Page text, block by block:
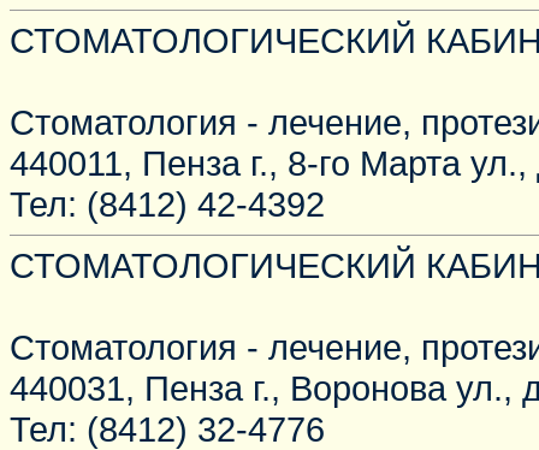
СТОМАТОЛОГИЧЕСКИЙ
Стоматология - лечение,
440011, Пенза г., 8-го Марта
Тел: (8412) 42-4392
СТОМАТОЛОГИЧЕСКИЙ
Стоматология - лечение,
440031, Пенза г., Воронова ул.,
Тел: (8412) 32-4776